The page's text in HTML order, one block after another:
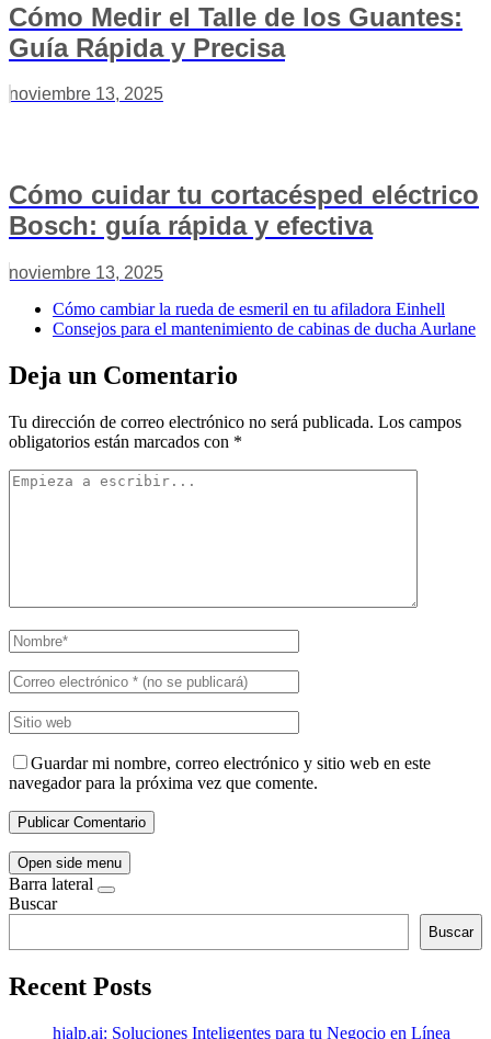
Cómo Medir el Talle de los Guantes:
Guía Rápida y Precisa
noviembre 13, 2025
Cómo cuidar tu cortacésped eléctrico
Bosch: guía rápida y efectiva
noviembre 13, 2025
Cómo cambiar la rueda de esmeril en tu afiladora Einhell
Consejos para el mantenimiento de cabinas de ducha Aurlane
Deja un Comentario
Tu dirección de correo electrónico no será publicada. Los campos
obligatorios están marcados con *
Guardar mi nombre, correo electrónico y sitio web en este
navegador para la próxima vez que comente.
Open side menu
Barra lateral
Buscar
Buscar
Recent Posts
hjalp.ai: Soluciones Inteligentes para tu Negocio en Línea